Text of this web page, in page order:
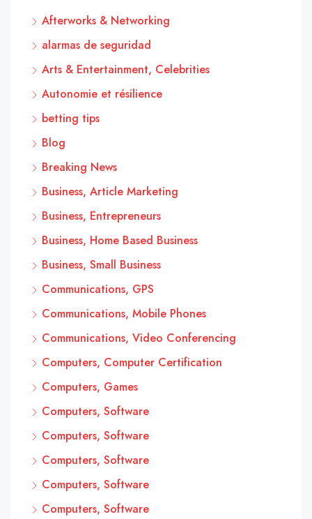
Afterworks & Networking
alarmas de seguridad
Arts & Entertainment, Celebrities
Autonomie et résilience
betting tips
Blog
Breaking News
Business, Article Marketing
Business, Entrepreneurs
Business, Home Based Business
Business, Small Business
Communications, GPS
Communications, Mobile Phones
Communications, Video Conferencing
Computers, Computer Certification
Computers, Games
Computers, Software
Computers, Software
Computers, Software
Computers, Software
Computers, Software